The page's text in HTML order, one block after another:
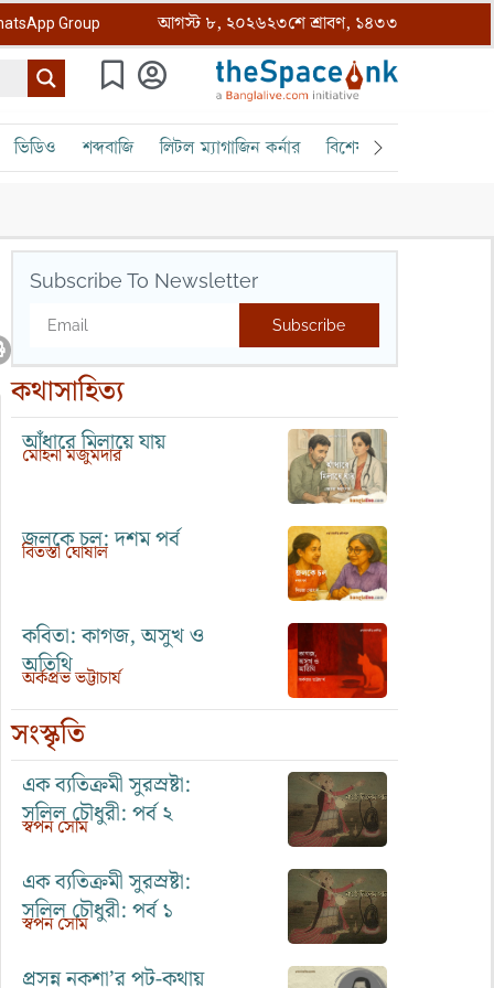
Group আগস্ট ৮, ২০২৬২৩শে শ্রাবণ, ১৪৩৩
ভিডিও শব্দবাজি লিটল ম্যাগাজিন কর্নার বিশেষ ক্রোড়পত্র
Subscribe To Newsletter
Subscribe
কথাসাহিত্য
আঁধারে মিলায়ে যায়
মোহনা মজুমদার
জলকে চল: দশম পর্ব
বিতস্তা ঘোষাল
কবিতা: কাগজ, অসুখ ও
অতিথি
অর্কপ্রভ ভট্টাচার্য
সংস্কৃতি
এক ব্যতিক্রমী সুরস্রষ্টা:
সলিল চৌধুরী: পর্ব ২
স্বপন সোম
এক ব্যতিক্রমী সুরস্রষ্টা:
সলিল চৌধুরী: পর্ব ১
স্বপন সোম
প্রসন্ন নকশা’র পট-কথায়